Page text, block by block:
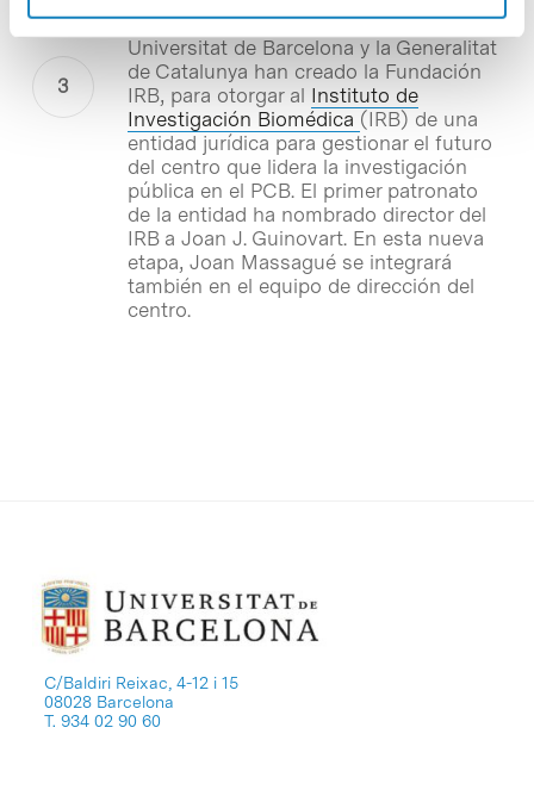
El Parc Científic de Barcelona, la
Universitat de Barcelona y la Generalitat
de Catalunya han creado la Fundación
IRB, para otorgar al Instituto de
Investigación Biomédica (IRB) de una
entidad jurídica para gestionar el futuro
del centro que lidera la investigación
pública en el PCB. El primer patronato
de la entidad ha nombrado director del
IRB a Joan J. Guinovart. En esta nueva
etapa, Joan Massagué se integrará
también en el equipo de dirección del
centro.
C/Baldiri Reixac, 4-12 i 15
08028 Barcelona
T. 934 02 90 60